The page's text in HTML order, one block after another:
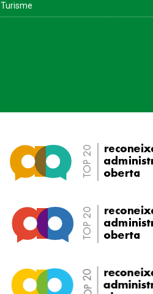
Turisme